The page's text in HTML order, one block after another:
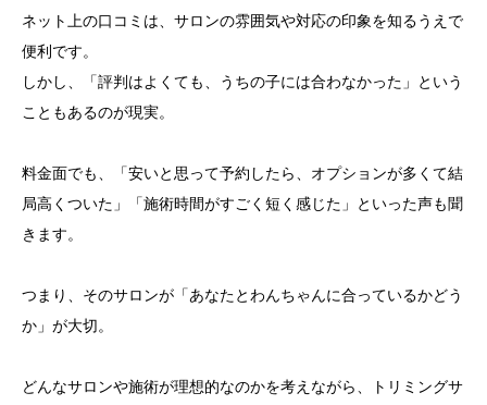
ネット上の口コミは、サロンの雰囲気や対応の印象を知るうえで
便利です。
しかし、「評判はよくても、うちの子には合わなかった」という
こともあるのが現実。
料金面でも、「安いと思って予約したら、オプションが多くて結
局高くついた」「施術時間がすごく短く感じた」といった声も聞
きます。
つまり、そのサロンが「あなたとわんちゃんに合っているかどう
か」が大切。
どんなサロンや施術が理想的なのかを考えながら、トリミングサ